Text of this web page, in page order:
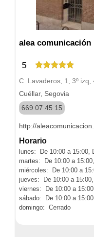
alea comunicación
5
C. Lavaderos, 1, 3º
Cuéllar, Segovia
669 07 45 15
http://
Horario
lunes: De 10:00 a 15:00,
martes: De 10:00 a
miércoles: De 10:00 a
jueves: De 10:00 a
viernes: De 10:00 a
sábado: De 10:00 a 15:00
domingo: Cerrado